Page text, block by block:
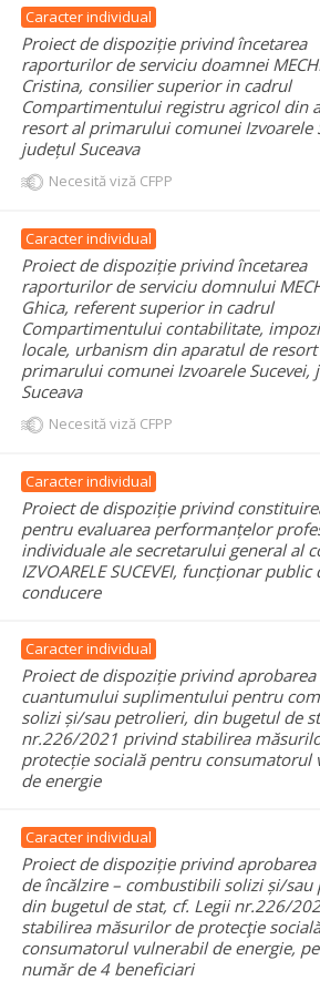
Caracter individual
Proiect de dispoziție privind încetarea
raporturilor de serviciu doamnei
Cristina, consilier superior in cadrul
Compartimentului registru agricol din
resort al primarului comunei Izvoarele
județul Suceava
Necesită viză CFPP
Caracter individual
Proiect de dispoziție privind încetarea
raporturilor de serviciu domnului
Ghica, referent superior in cadrul
Compartimentului contabilitate,
locale, urbanism din aparatul de resort
primarului comunei Izvoarele Sucevei,
Suceava
Necesită viză CFPP
Caracter individual
Proiect de dispoziție privind
pentru evaluarea performanțelor
individuale ale secretarului general al
IZVOARELE SUCEVEI, funcționar public
conducere
Caracter individual
Proiect de dispoziție privind aprobarea
cuantumului suplimentului pentru
solizi și/sau petrolieri, din bugetul de
nr.226/2021 privind stabilirea
protecție socială pentru consumatorul
de energie
Caracter individual
Proiect de dispoziție privind
de încălzire – combustibili solizi și/sau
din bugetul de stat, cf. Legii nr.226/
stabilirea măsurilor de protecţie
consumatorul vulnerabil de energie,
număr de 4 beneficiari